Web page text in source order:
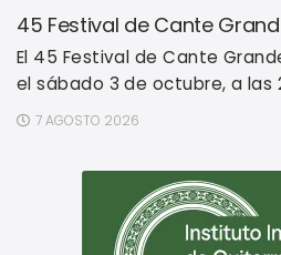
45 Festival de Cante
El 45 Festival de Cante
el sábado 3 de octubre, a las
7 AGOSTO 2026